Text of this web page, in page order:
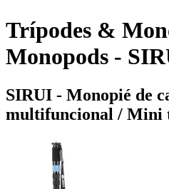
Trípodes &
Monopods -
SIRUI - Monopié de
multifuncional / Mini